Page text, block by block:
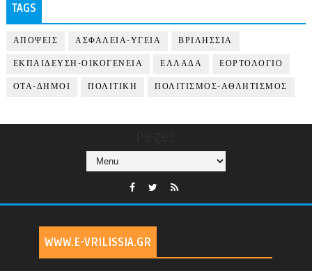
TAGS
ΑΠΟΨΕΙΣ ΑΣΦΑΛΕΙΑ-ΥΓΕΙΑ ΒΡΙΛΗΣΣΙΑ
ΕΚΠΑΙΔΕΥΣΗ-ΟΙΚΟΓΕΝΕΙΑ ΕΛΛΑΔΑ ΕΟΡΤΟΛΟΓΙΟ
ΟΤΑ-ΔΗΜΟΙ ΠΟΛΙΤΙΚΗ ΠΟΛΙΤΙΣΜΟΣ-ΑΘΛΗΤΙΣΜΟΣ
WWW.E-VRILISSIA.GR